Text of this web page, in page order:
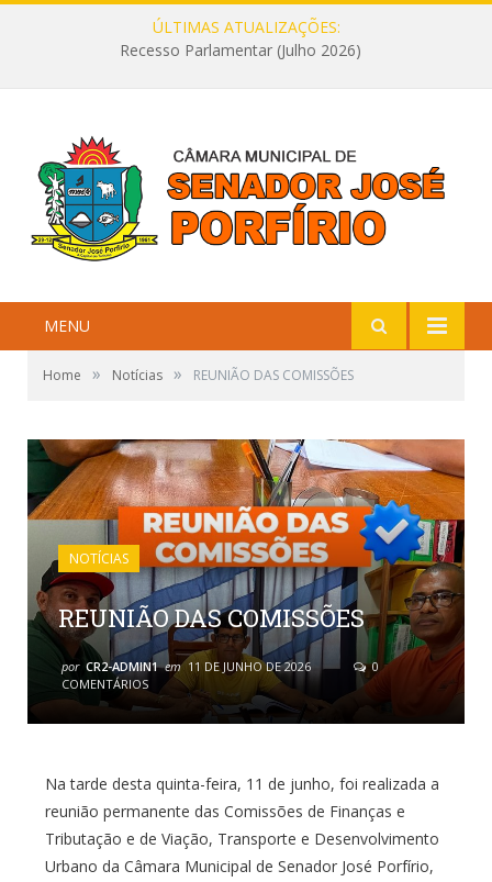
ÚLTIMAS ATUALIZAÇÕES:
Recesso Parlamentar (Julho 2026)
MENU
Home » Notícias » REUNIÃO DAS COMISSÕES
NOTÍCIAS
REUNIÃO DAS COMISSÕES
por CR2-ADMIN1 em 11 DE JUNHO DE 2026
0
COMENTÁRIOS
Na tarde desta quinta-feira, 11 de junho, foi realizada a
reunião permanente das Comissões de Finanças e
Tributação e de Viação, Transporte e Desenvolvimento
Urbano da Câmara Municipal de Senador José Porfírio,